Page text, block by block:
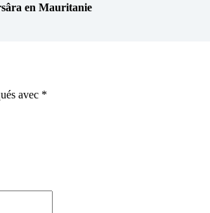
en Mauritanie
avec *